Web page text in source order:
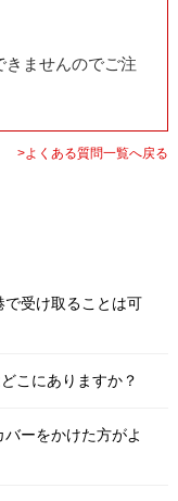
ませんのでご注
>よくある質問一覧へ戻る
受け取ることは可
こにありますか？
ーをかけた方がよ